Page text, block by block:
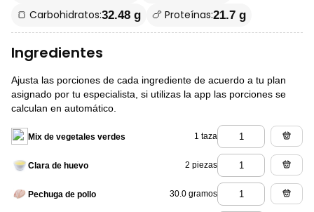
🍞 Carbohidratos:32.48 g 🍗 Proteínas:21.7 g
Ingredientes
Ajusta las porciones de cada ingrediente de acuerdo a tu plan
asignado por tu especialista, si utilizas la app las porciones se
calculan en automático.
Mix de vegetales verdes 1 taza
Clara de huevo 2 piezas
Pechuga de pollo 30.0 gramos